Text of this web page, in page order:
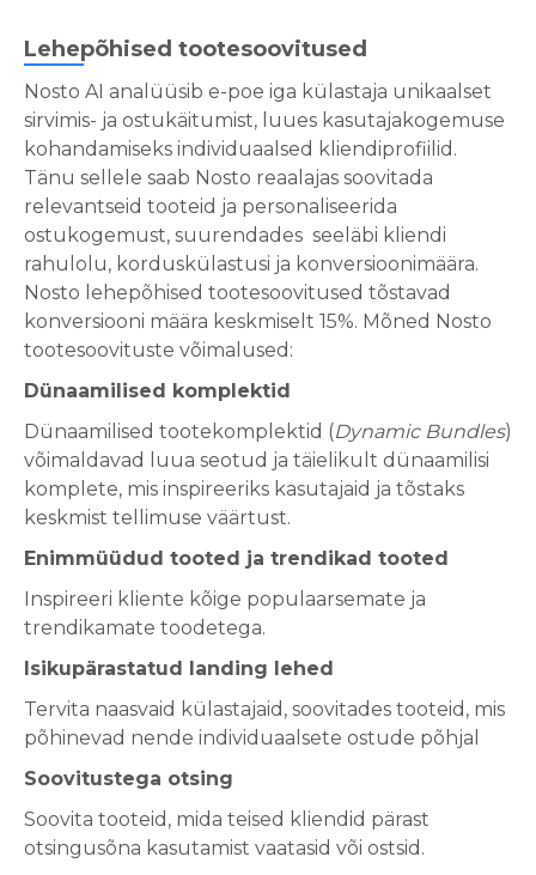
Lehepõhised tootesoovitused
Nosto AI analüüsib e-poe iga külastaja unikaalset
sirvimis- ja ostukäitumist, luues kasutajakogemuse
kohandamiseks individuaalsed kliendiprofiilid.
Tänu sellele saab Nosto reaalajas soovitada
relevantseid tooteid ja personaliseerida
ostukogemust, suurendades seeläbi kliendi
rahulolu, korduskülastusi ja konversioonimäära.
Nosto lehepõhised tootesoovitused tõstavad
konversiooni määra keskmiselt 15%. Mõned Nosto
tootesoovituste võimalused:
Dünaamilised komplektid
Dünaamilised tootekomplektid (Dynamic Bundles)
võimaldavad luua seotud ja täielikult dünaamilisi
komplete, mis inspireeriks kasutajaid ja tõstaks
keskmist tellimuse väärtust.
Enimmüüdud tooted ja trendikad tooted
Inspireeri kliente kõige populaarsemate ja
trendikamate toodetega.
Isikupärastatud landing lehed
Tervita naasvaid külastajaid, soovitades tooteid, mis
põhinevad nende individuaalsete ostude põhjal
Soovitustega otsing
Soovita tooteid, mida teised kliendid pärast
otsingusõna kasutamist vaatasid või ostsid.